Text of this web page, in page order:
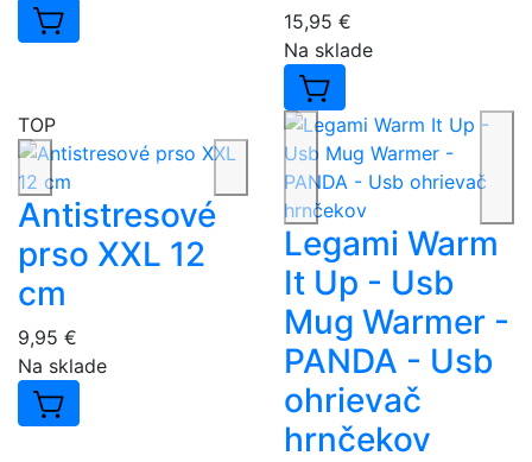
15,95 €
Na sklade
TOP
Antistresové
prso XXL 12
cm
9,95 €
Na sklade
Legami Warm
It Up - Usb
Mug Warmer -
PANDA - Usb
ohrievač
hrnčekov